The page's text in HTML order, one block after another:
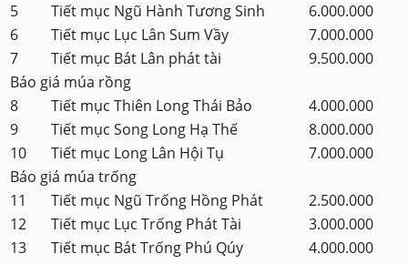
5
Tiết mục Ngũ Hành Tương Sinh
6.000.000
6
Tiết mục Lục Lân Sum Vầy
7.000.000
7
Tiết mục Bát Lân phát tài
9.500.000
Báo giá múa rồng
8
Tiết mục Thiên Long Thái Bảo
4.000.000
9
Tiết mục Song Long Hạ Thế
8.000.000
10
Tiết mục Long Lân Hội Tụ
7.000.000
Báo giá múa trống
11
Tiết mục Ngũ Trống Hồng Phát
2.500.000
12
Tiết mục Lục Trống Phát Tài
3.000.000
13
Tiết mục Bát Trống Phú Qúy
4.000.000